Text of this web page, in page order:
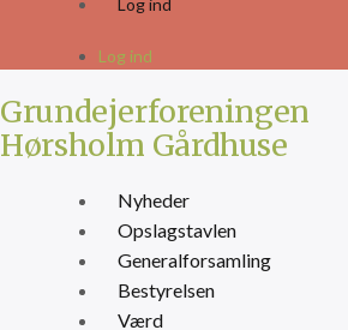
Log ind
Log ind
Grundejerforeningen
Hørsholm Gårdhuse
Nyheder
Opslagstavlen
Generalforsamling
Bestyrelsen
Værd